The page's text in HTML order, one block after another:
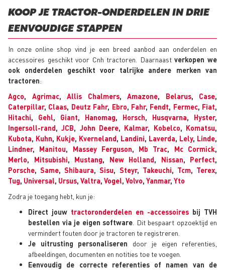
KOOP JE TRACTOR-ONDERDELEN IN DRIE
EENVOUDIGE STAPPEN
In onze online shop vind je een breed aanbod aan onderdelen en
accessoires geschikt voor Cnh tractoren. Daarnaastverkopen we
ook onderdelen geschikt voor talrijke andere merken van
tractoren:
Agco, Agrimac, Allis Chalmers, Amazone, Belarus, Case,
Caterpillar, Claas, Deutz Fahr, Ebro, Fahr, Fendt, Fermec, Fiat,
Hitachi, Gehl, Giant, Hanomag, Horsch, Husqvarna, Hyster,
Ingersoll-rand,JCB, John Deere, Kalmar, Kobelco, Komatsu,
Kubota, Kuhn, Kukje, Kverneland, Landini, Laverda, Lely, Linde,
Lindner, Manitou, Massey Ferguson, Mb Trac, Mc Cormick,
Merlo, Mitsubishi, Mustang, New Holland, Nissan, Perfect,
Porsche,Same,Shibaura,Sisu, Steyr, Takeuchi, Tcm, Terex,
Tug, Universal, Ursus, Valtra, Vogel, Volvo, Yanmar, Yto
Zodra je toegang hebt, kun je:
Direct jouw tractoronderdelen en -accessoires bij TVH
bestellen via je eigen software . Dit bespaart opzoektijd en
vermindert fouten door je tractoren te registreren.
Je uitrusting personaliseren door je eigen referenties,
afbeeldingen, documenten en notities toe te voegen.
Eenvoudig de correcte referenties of namen van de